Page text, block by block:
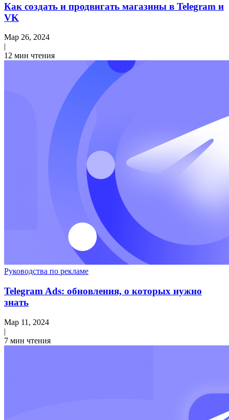
Как создать и продвигать магазины в Telegram и
VK
Мар 26, 2024
|
12 мин чтения
Руководства по рекламе
Telegram Ads: обновления, о которых нужно
знать
Мар 11, 2024
|
7 мин чтения